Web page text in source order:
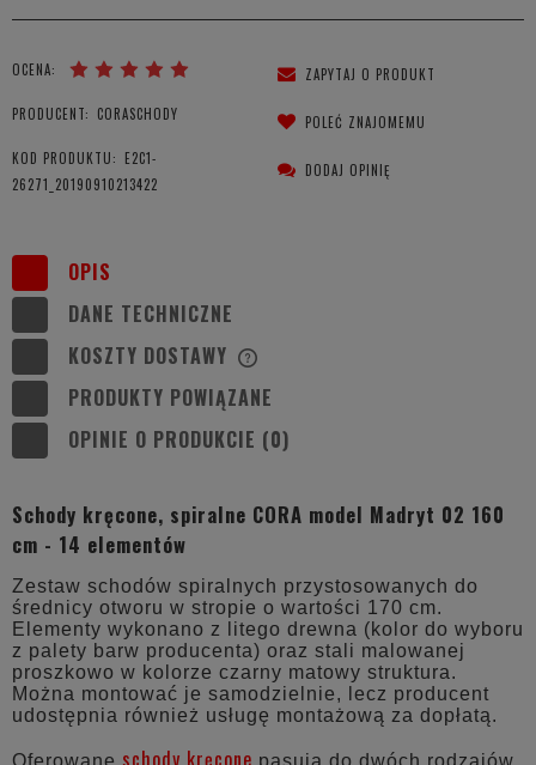
OCENA:
PRODUCENT: CORASCHODY
KOD PRODUKTU: E2C1-
26271_20190910213422
ZAPYTAJ O PRODUKT
POLEĆ ZNAJOMEMU
DODAJ OPINIĘ
OPIS
DANE TECHNICZNE
KOSZTY DOSTAWY
KOSZTÓW PŁATNOŚCI
PRODUKTY POWIĄZANE
OPINIE O PRODUKCIE (0)
Schody kręcone, spiralne CORA model Madryt 02 160
cm - 14 elementów
Zestaw schodów spiralnych przystosowanych do
średnicy otworu w stropie o wartości 170 cm.
Elementy wykonano z litego drewna (kolor do wyboru
z palety barw producenta) oraz stali malowanej
proszkowo w kolorze czarny matowy struktura.
Można montować je samodzielnie, lecz producent
udostępnia również usługę montażową za dopłatą.
Oferowane schody kręcone pasują do dwóch rodzajów